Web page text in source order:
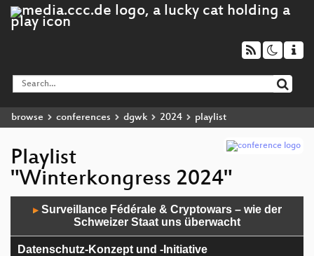
browse conferences dgwk 2024 playlist
Playlist
"Winterkongress 2024"
Player▶Surveillance Fédérale & Cryptowars – wie der
Schweizer Staat uns überwacht
Datenschutz-Konzept und -Initiative